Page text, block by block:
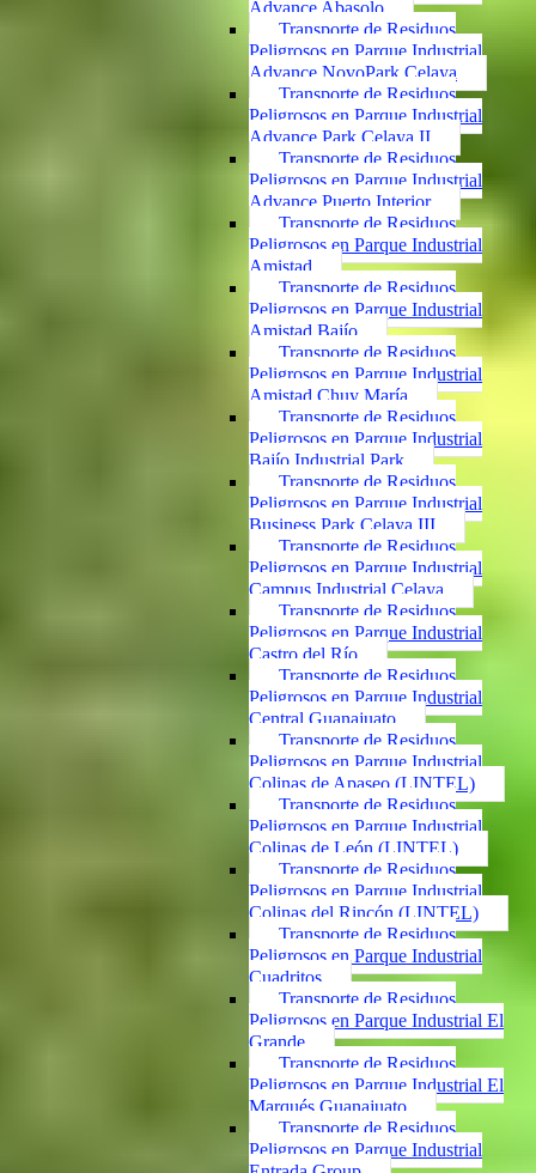
Advance Abasolo
Transporte de Residuos
Peligrosos en Parque Industrial
Advance NovoPark Celaya
Transporte de Residuos
Peligrosos en Parque Industrial
Advance Park Celaya II
Transporte de Residuos
Peligrosos en Parque Industrial
Advance Puerto Interior
Transporte de Residuos
Peligrosos en Parque Industrial
Amistad
Transporte de Residuos
Peligrosos en Parque Industrial
Amistad Bajío
Transporte de Residuos
Peligrosos en Parque Industrial
Amistad Chuy María
Transporte de Residuos
Peligrosos en Parque Industrial
Bajío Industrial Park
Transporte de Residuos
Peligrosos en Parque Industrial
Business Park Celaya III
Transporte de Residuos
Peligrosos en Parque Industrial
Campus Industrial Celaya
Transporte de Residuos
Peligrosos en Parque Industrial
Castro del Río
Transporte de Residuos
Peligrosos en Parque Industrial
Central Guanajuato
Transporte de Residuos
Peligrosos en Parque Industrial
Colinas de Apaseo (LINTEL)
Transporte de Residuos
Peligrosos en Parque Industrial
Colinas de León (LINTEL)
Transporte de Residuos
Peligrosos en Parque Industrial
Colinas del Rincón (LINTEL)
Transporte de Residuos
Peligrosos en Parque Industrial
Cuadritos
Transporte de Residuos
Peligrosos en Parque Industrial El
Grande
Transporte de Residuos
Peligrosos en Parque Industrial El
Marqués Guanajuato
Transporte de Residuos
Peligrosos en Parque Industrial